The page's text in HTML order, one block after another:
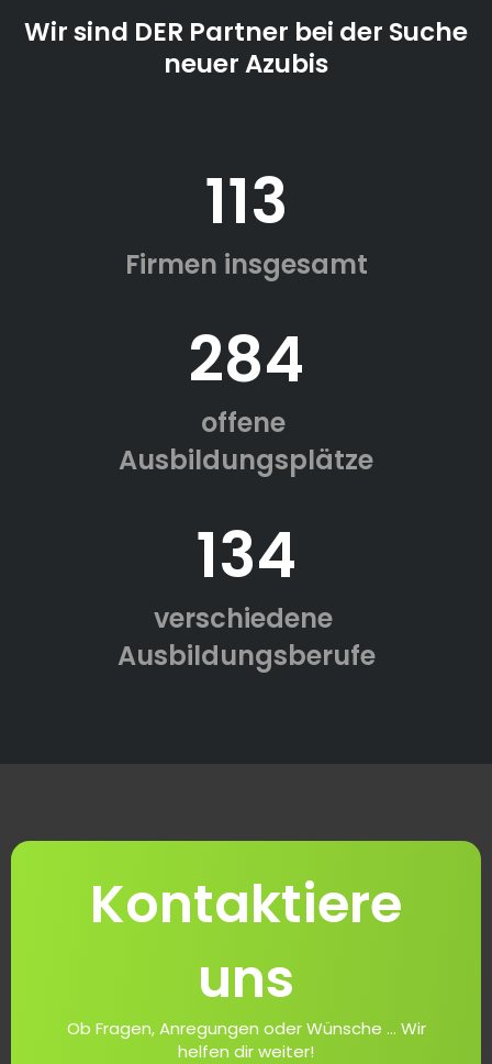
Wir sind DER Partner bei der Suche
neuer Azubis
113
Firmen insgesamt
284
offene
Ausbildungsplätze
134
verschiedene
Ausbildungsberufe
Kontaktiere
uns
Ob Fragen, Anregungen oder Wünsche ... Wir
helfen dir weiter!